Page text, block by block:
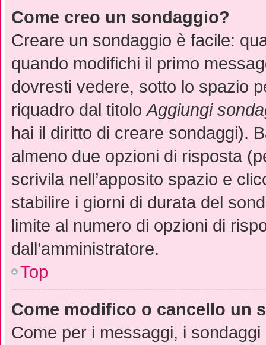
Come creo un sondaggio?
Creare un sondaggio è facile:
quando modifichi il primo
dovresti vedere, sotto lo spazio
riquadro dal titoloAggiungi
hai il diritto di creare sondaggi).
almeno due opzioni di risposta
scrivila nell’apposito spazio e
stabilire i giorni di durata del
limite al numero di opzioni di
dall’amministratore.
Top
Come modifico o cancello un
Come per i messaggi, i